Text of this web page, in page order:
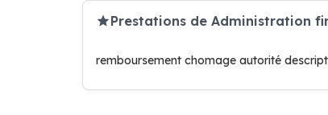
Prestations de Administration
remboursement chomage autorité